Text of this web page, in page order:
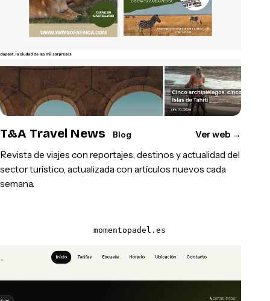
T&A Travel News Blog Ver web →
Revista de viajes con reportajes, destinos y actualidad del
sector turístico, actualizada con artículos nuevos cada
semana.
momentopadel.es